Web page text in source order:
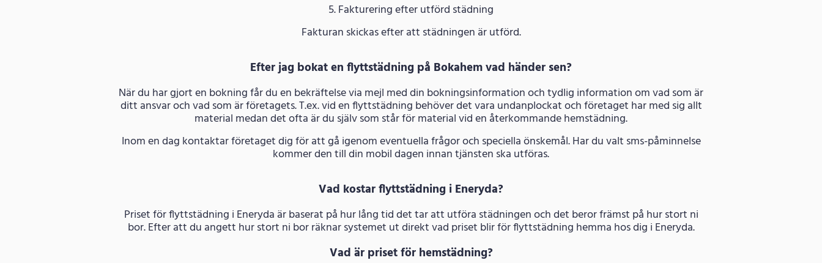
5. Fakturering efter utförd städning
Fakturan skickas efter att städningen är utförd.
Efter jag bokat en flyttstädning på Bokahem vad händer sen?
När du har gjort en bokning får du en bekräftelse via mejl med din bokningsinformation och tydlig information om vad som är
ditt ansvar och vad som är företagets. T.ex. vid en flyttstädning behöver det vara undanplockat och företaget har med sig allt
material medan det ofta är du själv som står för material vid en återkommande hemstädning.
Inom en dag kontaktar företaget dig för att gå igenom eventuella frågor och speciella önskemål. Har du valt sms-påminnelse
kommer den till din mobil dagen innan tjänsten ska utföras.
Vad kostar flyttstädning i Eneryda?
Priset för flyttstädning i Eneryda är baserat på hur lång tid det tar att utföra städningen och det beror främst på hur stort ni
bor. Efter att du angett hur stort ni bor räknar systemet ut direkt vad priset blir för flyttstädning hemma hos dig i Eneryda.
Vad är priset för hemstädning?